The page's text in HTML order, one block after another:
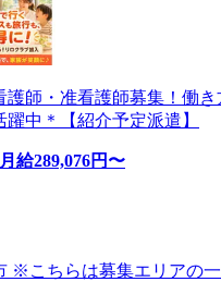
護師・准看護師募集！働き
躍中＊【紹介予定派遣】
月給289,076円〜
※こちらは募集エリアの一